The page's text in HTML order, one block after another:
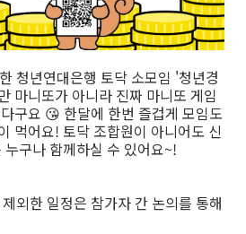
청년연대은행 토닥 소모임 '청년경
마니또가 아니라 진짜 마니또 게임
구요 😘 한달에 한번 즐겁게 모임도
먹어요! 토닥 조합원이 아니어도 신
구나 함께하실 수 있어요~!
외한 일정은 참가자 간 논의를 통해